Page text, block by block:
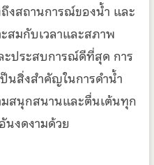
ถึงสถานการณ์ของน้ำ และ
สมกับเวลาและสภาพ
ประสบการณ์ดีที่สุด การ
นสิ่งสำคัญในการดำน้ำ
สนุกสนานและตื่นเต้นทุก
นงดงามด้วย